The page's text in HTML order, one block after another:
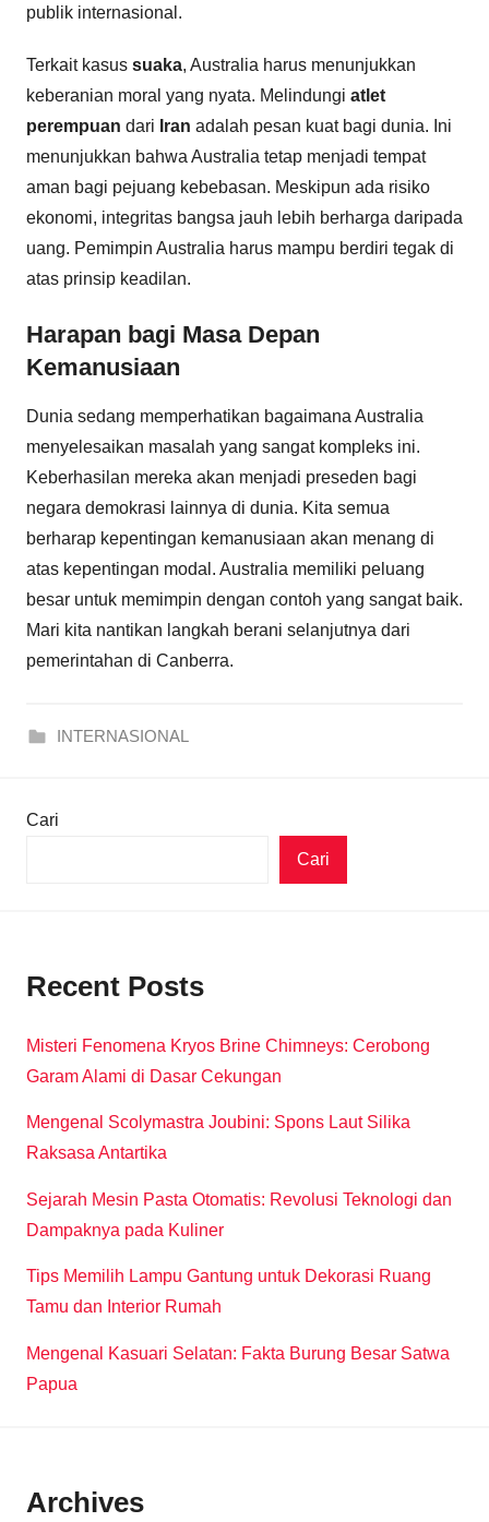
publik internasional.
Terkait kasus suaka, Australia harus menunjukkan
keberanian moral yang nyata. Melindungi atlet
perempuan dari Iran adalah pesan kuat bagi dunia. Ini
menunjukkan bahwa Australia tetap menjadi tempat
aman bagi pejuang kebebasan. Meskipun ada risiko
ekonomi, integritas bangsa jauh lebih berharga daripada
uang. Pemimpin Australia harus mampu berdiri tegak di
atas prinsip keadilan.
Harapan bagi Masa Depan
Kemanusiaan
Dunia sedang memperhatikan bagaimana Australia
menyelesaikan masalah yang sangat kompleks ini.
Keberhasilan mereka akan menjadi preseden bagi
negara demokrasi lainnya di dunia. Kita semua
berharap kepentingan kemanusiaan akan menang di
atas kepentingan modal. Australia memiliki peluang
besar untuk memimpin dengan contoh yang sangat baik.
Mari kita nantikan langkah berani selanjutnya dari
pemerintahan di Canberra.
INTERNASIONAL
Cari
Cari
Recent Posts
Misteri Fenomena Kryos Brine Chimneys: Cerobong
Garam Alami di Dasar Cekungan
Mengenal Scolymastra Joubini: Spons Laut Silika
Raksasa Antartika
Sejarah Mesin Pasta Otomatis: Revolusi Teknologi dan
Dampaknya pada Kuliner
Tips Memilih Lampu Gantung untuk Dekorasi Ruang
Tamu dan Interior Rumah
Mengenal Kasuari Selatan: Fakta Burung Besar Satwa
Papua
Archives